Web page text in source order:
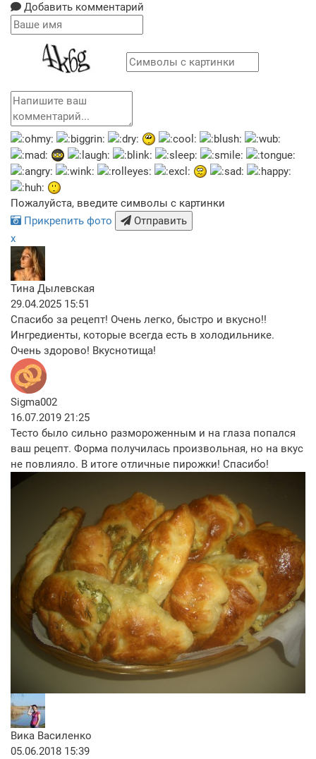
Добавить комментарий
Пожалуйста, введите символы с картинки
Прикрепить фото
Отправить
x
Тина Дылевская
29.04.2025 15:51
Спасибо за рецепт! Очень легко, быстро и вкусно!!
Ингредиенты, которые всегда есть в холодильнике.
Очень здорово! Вкуснотища!
Sigma002
16.07.2019 21:25
Тесто было сильно размороженным и на глаза попался
ваш рецепт. Форма получилась произвольная, но на вкус
не повлияло. В итоге отличные пирожки! Спасибо!
Вика Василенко
05.06.2018 15:39